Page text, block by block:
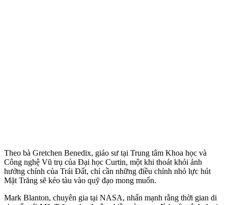
Theo bà Gretchen Benedix, giáo sư tại Trung tâm Khoa học và
Công nghệ Vũ trụ của Đại học Curtin, một khi thoát khỏi ảnh
hưởng chính của Trái Đất, chỉ cần những điều chỉnh nhỏ lực hút
Mặt Trăng sẽ kéo tàu vào quỹ đạo mong muốn.
Mark Blanton, chuyên gia tại NASA, nhấn mạnh rằng thời gian di